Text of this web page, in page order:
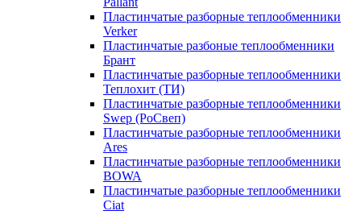
Пластинчатые разборные теплообменники
Verker
Пластинчатые разбоные теплообменники
Брант
Пластинчатые разборные теплообменники
Теплохит (ТИ)
Пластинчатые разборные теплообменники
Swep (РоСвеп)
Пластинчатые разборные теплообменники
Ares
Пластинчатые разборные теплообменники
BOWA
Пластинчатые разборные теплообменники
Ciat